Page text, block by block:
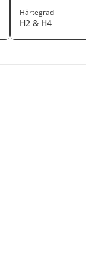
Härtegrad
H2 & H4